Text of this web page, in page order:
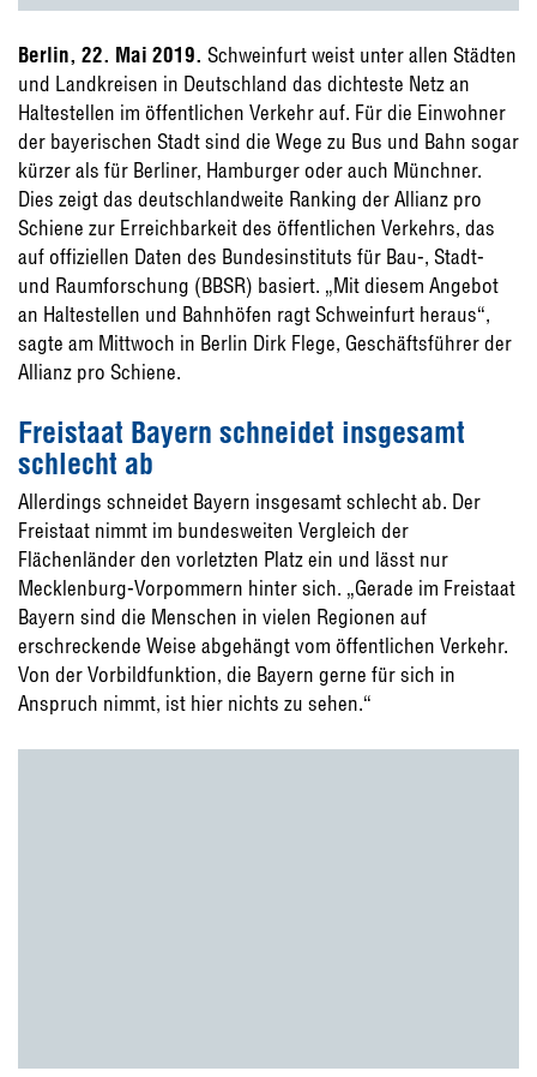
Berlin, 22. Mai 2019. Schweinfurt weist unter allen Städten
und Landkreisen in Deutschland das dichteste Netz an
Haltestellen im öffentlichen Verkehr auf. Für die Einwohner
der bayerischen Stadt sind die Wege zu Bus und Bahn sogar
kürzer als für Berliner, Hamburger oder auch Münchner.
Dies zeigt das deutschlandweite Ranking der Allianz pro
Schiene zur Erreichbarkeit des öffentlichen Verkehrs, das
auf offiziellen Daten des Bundesinstituts für Bau-, Stadt-
und Raumforschung (BBSR) basiert. „Mit diesem Angebot
an Haltestellen und Bahnhöfen ragt Schweinfurt heraus“,
sagte am Mittwoch in Berlin Dirk Flege, Geschäftsführer der
Allianz pro Schiene.
Freistaat Bayern schneidet insgesamt
schlecht ab
Allerdings schneidet Bayern insgesamt schlecht ab. Der
Freistaat nimmt im bundesweiten Vergleich der
Flächenländer den vorletzten Platz ein und lässt nur
Mecklenburg-Vorpommern hinter sich. „Gerade im Freistaat
Bayern sind die Menschen in vielen Regionen auf
erschreckende Weise abgehängt vom öffentlichen Verkehr.
Von der Vorbildfunktion, die Bayern gerne für sich in
Anspruch nimmt, ist hier nichts zu sehen.“